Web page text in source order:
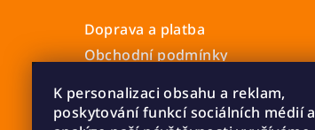
K personalizaci obsahu a reklam,
poskytování funkcí sociálních médií a
Doprava a platba
Obchodní podmínky
Vrácení a výměna zboží